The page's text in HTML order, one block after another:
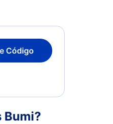
Código
Bumi?